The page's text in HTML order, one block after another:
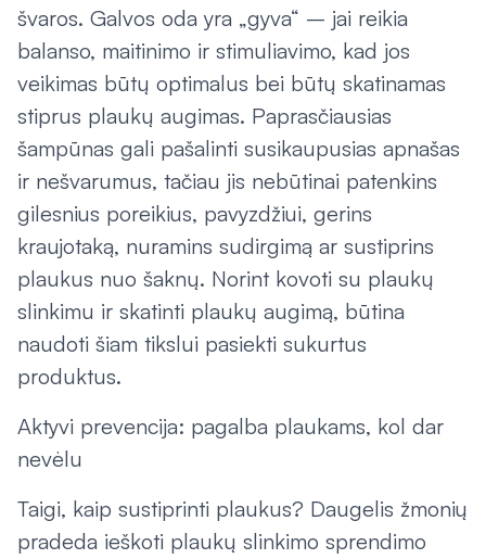
švaros. Galvos oda yra „gyva“ – jai reikia
balanso, maitinimo ir stimuliavimo, kad jos
veikimas būtų optimalus bei būtų skatinamas
stiprus plaukų augimas. Paprasčiausias
šampūnas gali pašalinti susikaupusias apnašas
ir nešvarumus, tačiau jis nebūtinai patenkins
gilesnius poreikius, pavyzdžiui, gerins
kraujotaką, nuramins sudirgimą ar sustiprins
plaukus nuo šaknų. Norint kovoti su plaukų
slinkimu ir skatinti plaukų augimą, būtina
naudoti šiam tikslui pasiekti sukurtus
produktus.
Aktyvi prevencija: pagalba plaukams, kol dar
nevėlu
Taigi, kaip sustiprinti plaukus? Daugelis žmonių
pradeda ieškoti plaukų slinkimo sprendimo